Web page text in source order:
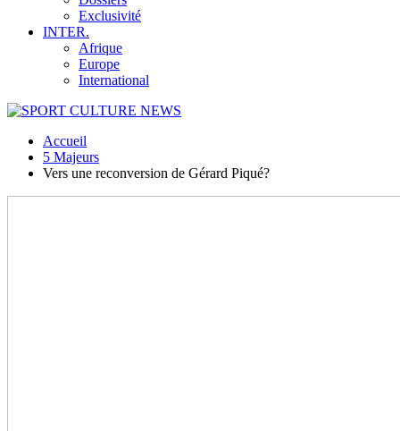
Exclusivité
INTER.
Afrique
Europe
International
Accueil
5 Majeurs
Vers une reconversion de Gérard Piqué?